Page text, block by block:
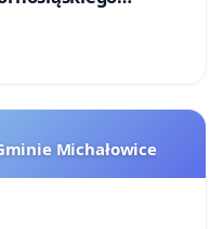
Katowicach
Michałowice